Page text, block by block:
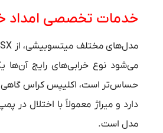
خدمات تخصصی امداد
دارد و میراژ معمولاً با اختلال در
مدل است.